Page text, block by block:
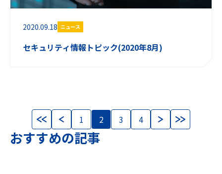
2020.09.18 ニュース
セキュリティ情報トピック(2020年8月)
1 2 3 4
おすすめの記事